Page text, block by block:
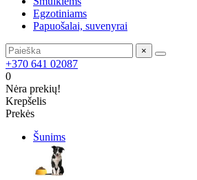
Egzotiniams
Papuošalai, suvenyrai
×
+370 641 02087
0
Nėra prekių!
Krepšelis
Prekės
Šunims